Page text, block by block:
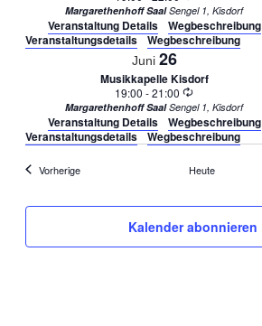
Margarethenhoff Saal Sengel 1, Kisdorf
Veranstaltung Details
Wegbeschreibung
Veranstaltungsdetails
Wegbeschreibung
Juni 26
Musikkapelle Kisdorf
19:00 -21:00 Wiederholung
Margarethenhoff Saal Sengel 1, Kisdorf
Veranstaltung Details
Wegbeschreibung
Veranstaltungsdetails
Wegbeschreibung
VorherigeVeranstaltungen Heute
Kalender abonnieren